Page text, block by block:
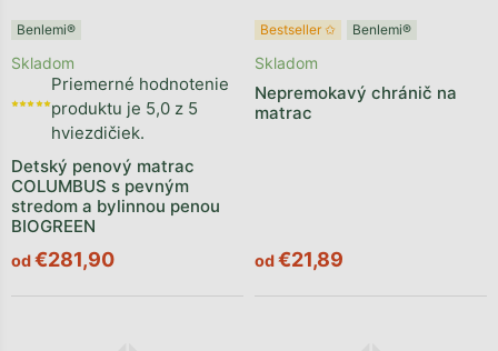
Benlemi®
Detský penový matrac
COLUMBUS s pevným
stredom a bylinnou penou
BIOGREEN
Priemerné hodnotenie
produktu je 5,0 z 5
hviezdičiek.
Skladom
od€281,90
Bestseller ✩ Benlemi®
Nepremokavý chránič na
matrac
Skladom
od€21,89